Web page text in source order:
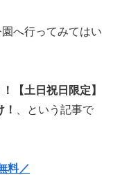
へ行ってみてはい
【土日祝日限定】
、という記事で
料／